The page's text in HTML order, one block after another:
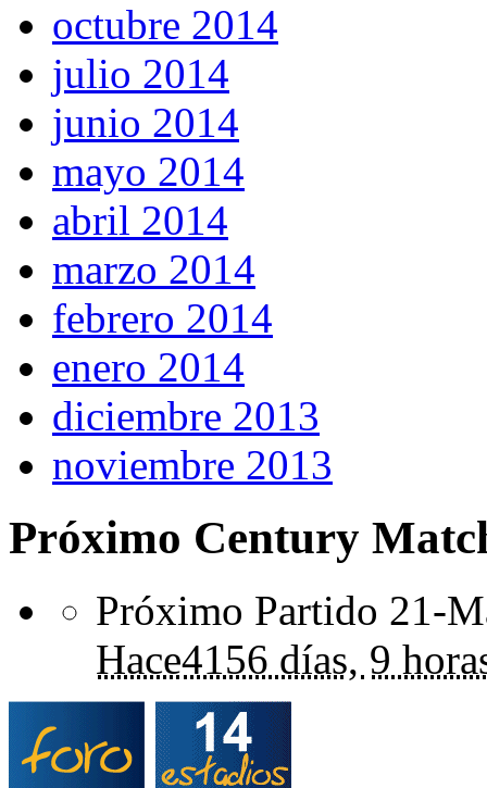
octubre 2014
julio 2014
junio 2014
mayo 2014
abril 2014
marzo 2014
febrero 2014
enero 2014
diciembre 2013
noviembre 2013
Próximo Century
Próximo Partido 21-
Hace4156 días, 9